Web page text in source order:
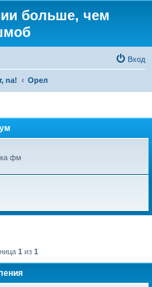
больше, чем
Вход
na! Орел
фм
1 из 1